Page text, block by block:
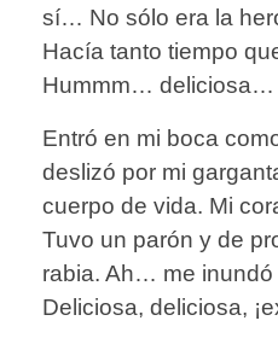
sí… No sólo era la
Hacía tanto tiempo
Hummm… deliciosa…
Entró en mi boca
deslizó por mi
cuerpo de vida. Mi
Tuvo un parón y de
rabia. Ah… me
Deliciosa, deliciosa,